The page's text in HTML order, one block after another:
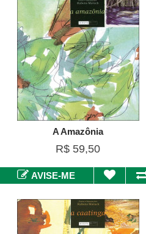
A Amazônia
R$ 59,50
AVISE-ME